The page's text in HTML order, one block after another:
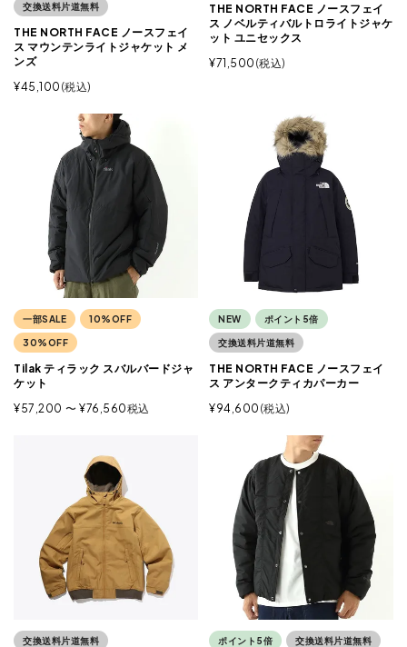
交換送料片道無料
THE NORTH FACE ノースフェイ
ス マウンテンライトジャケット メ
ンズ
¥45,100 税込
THE NORTH FACE ノースフェイ
ス ノベルティバルトロライトジャケ
ット ユニセックス
¥71,500 税込
一部SALE 10%OFF
30%OFF
Tilak ティラック スバルバードジャ
ケット
¥57,200 〜 ¥76,560税込
NEW ポイント5倍
交換送料片道無料
THE NORTH FACE ノースフェイ
ス アンタークティカパーカー
¥94,600 税込
交換送料片道無料 ポイント5倍 交換送料片道無料